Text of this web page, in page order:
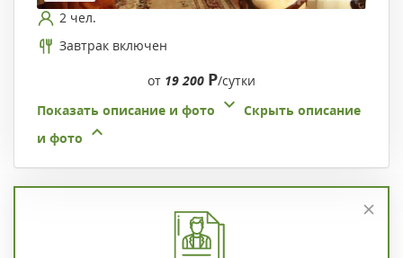
2 чел.
Завтрак включен
от 19 200 Р/сутки
Показать описание и фото
Скрыть описание
и фото